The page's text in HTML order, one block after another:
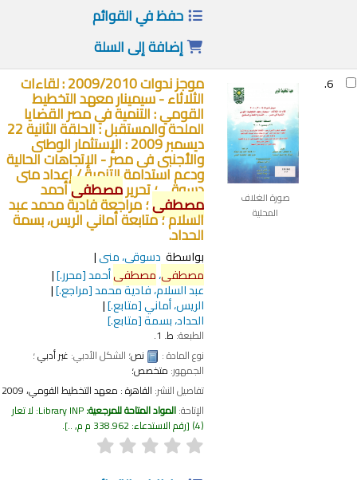
حفظ في القوائم
إضافة إلى السلة
6.
صورة الغلاف
المحلية
موجز ندوات 2009/2010 : لقاءات
الثلاثاء - سيمينار معهد التخطيط
القومي : التنمية في مصر القضايا
الملحة والمستقبل : الحلقة الثانية 22
ديسمبر 2009 : الإستثمار الوطنى
والأجنبى فى مصر - الإتجاهات الحالية
ودعم استدامة التنمية /إعداد منى
دسوقي ؛ تحريرمصطفىأحمد
مصطفى؛ مراجعة فادية محمد عبد
السلام ؛ متابعة أماني الريس، بسمة
الحداد.
بواسطة دسوقى، منى
مصطفى،مصطفىأحمد[محرر.]
عبد السلام، فادية محمد[مراجع.]
الريس، أماني[متابع.]
الحداد، بسمة[متابع.]
الطبعة:ط. 1.
نوع المادة :
نص؛ الشكل الأدبي:غير أدبي؛
الجمهور:متخصص؛
تفاصيل النشر:القاهرة :معهد التخطيط القومي،2009
الإتاحة:المواد المتاحة للمرجعية:Library INP: لا تعار
رقم الاستدعاء:338.962 م م, .. .